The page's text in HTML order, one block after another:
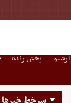
آرشیو پخش زنده